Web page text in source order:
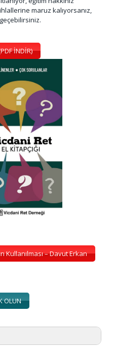
maruz kalıyorsanız,
İNDİR)
Kullanılması – Davut Erkan
OLUN